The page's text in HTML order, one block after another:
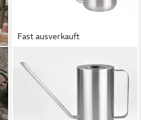
Fast ausverkauft
Gießkanne Planto, Designer,
hochwertig aus Stahl, für
Drinnen, für Zimmerpflanzen
UVP